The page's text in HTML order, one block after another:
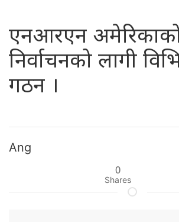
एनआरएन
निर्वाचनको लागी
गठन ।
Ang
0
Shares